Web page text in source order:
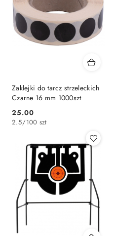
Zaklejki do tarcz strzeleckich
Czarne 16 mm 1000szt
Cena:
25.00
2.5/100 szt